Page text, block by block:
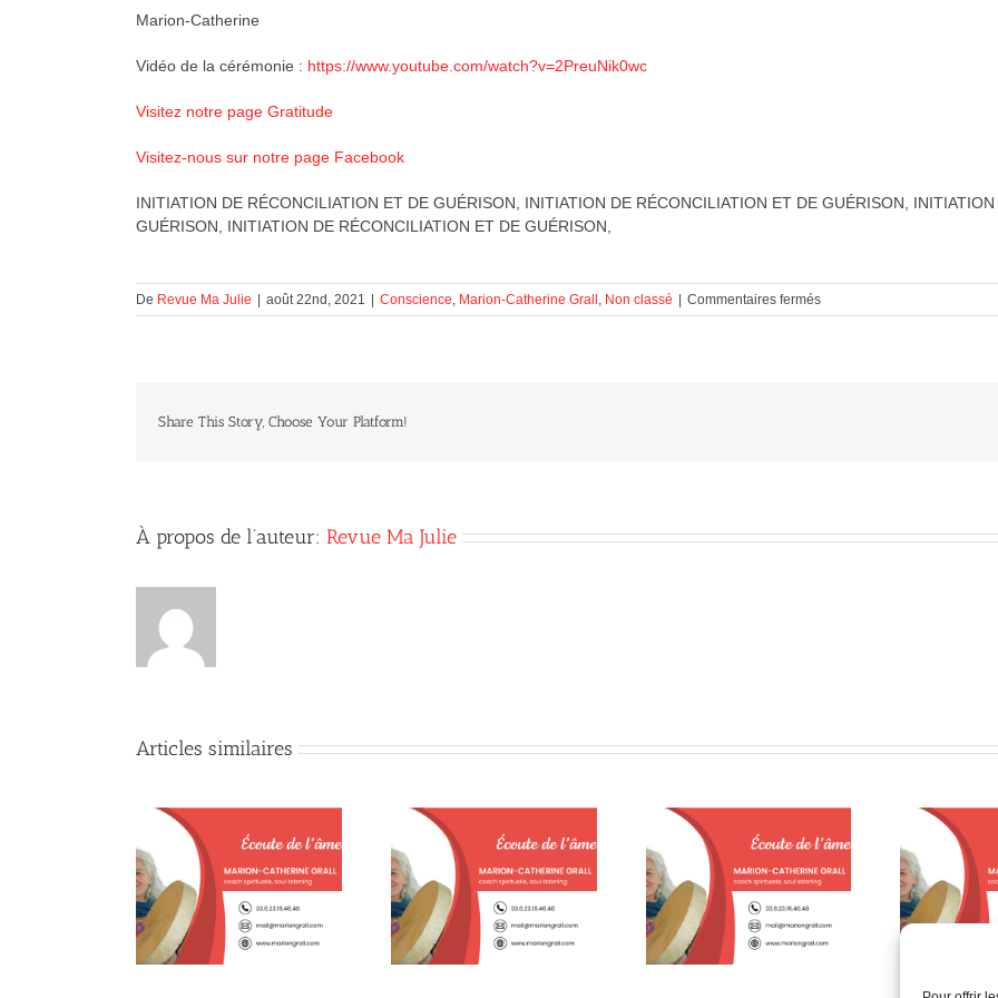
Marion-Catherine
Vidéo de la cérémonie : https://www.youtube.com/watch?v=2PreuNik0wc
Visitez notre page Gratitude
Visitez-nous sur notre page Facebook
INITIATION DE RÉCONCILIATION ET DE GUÉRISON, INITIATION DE RÉCONCILIATION ET DE GUÉRISON,
GUÉRISON, INITIATION DE RÉCONCILIATION ET DE GUÉRISON,
De Revue Ma Julie | août 22nd, 2021 | Conscience Marion-Catherine Grall Non classé | Commentaires ferméssur
INITIATION
Share This Story, Choose Your Platform!
À propos de l’auteur: Revue Ma Julie
Articles similaires
Mais pourquoi toujours
vouloir avoir raison
Quête de sens
Le pire crime … ou la plus
belle histoire d’amour ?